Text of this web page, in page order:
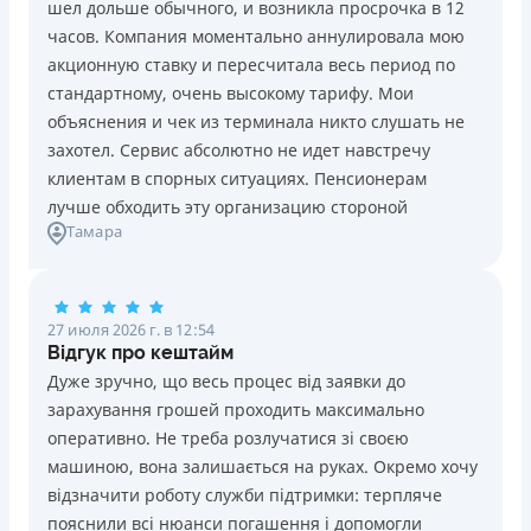
Погашение
В кассах и терминалах отделений
Оплата на расчетный счёт
Онлайн (через сайт или интернет-банкинг)
Через терминалы самообслуживания
Лицензия НБУ
Лицензия НБУ №10
Вся информация о кредите
ПОЛУЧИТЬ ЗАЙМ
Возраст
18 - 70 лет
Преимущества
Сниженная процентная ставка 0,01% в день для
новых клиентов на период от 3 до 30 дней (после
этого стандартная ставка 1%)
Запрашиваются только данные паспорта, ИНН, номер
банковской карты и телефона
проблемной кредитной историей.
Переводятся деньги на банковскую карту сразу после
подписания электронного договора о предоставлении
кредита
Дарятся скидки до -99% постоянным клиентам на
будущие кредиты согласно программе лояльности
Программа лояльности для постоянных клиентов
Круглосуточная поддержка в Viber, Telegram,
шел дольше обычного, и возникла просрочка в 12
часов. Компания моментально аннулировала мою
акционную ставку и пересчитала весь период по
стандартному, очень высокому тарифу. Мои
объяснения и чек из терминала никто слушать не
захотел. Сервис абсолютно не идет навстречу
клиентам в спорных ситуациях. Пенсионерам
лучше обходить эту организацию стороной
Тамара
27 июля 2026 г. в 12:54
Відгук про кештайм
Дуже зручно, що весь процес від заявки до
зарахування грошей проходить максимально
оперативно. Не треба розлучатися зі своєю
машиною, вона залишається на руках. Окремо хочу
відзначити роботу служби підтримки: терпляче
пояснили всі нюанси погашення і допомогли